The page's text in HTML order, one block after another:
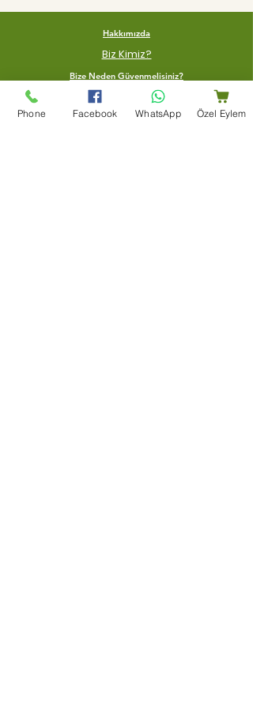
Hakkımızda
Biz Kimiz?
Bize Neden Güvenmelisiniz?
İade Politikası
Gönderim politikası
Phone Facebook WhatsApp Özel Eylem